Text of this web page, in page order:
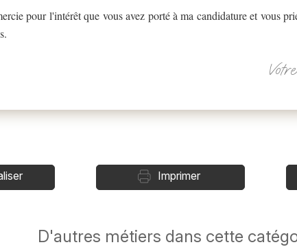
pour l'intérêt que vous avez porté à ma candidature et vous
Imprimer
D'autres métiers dans cette